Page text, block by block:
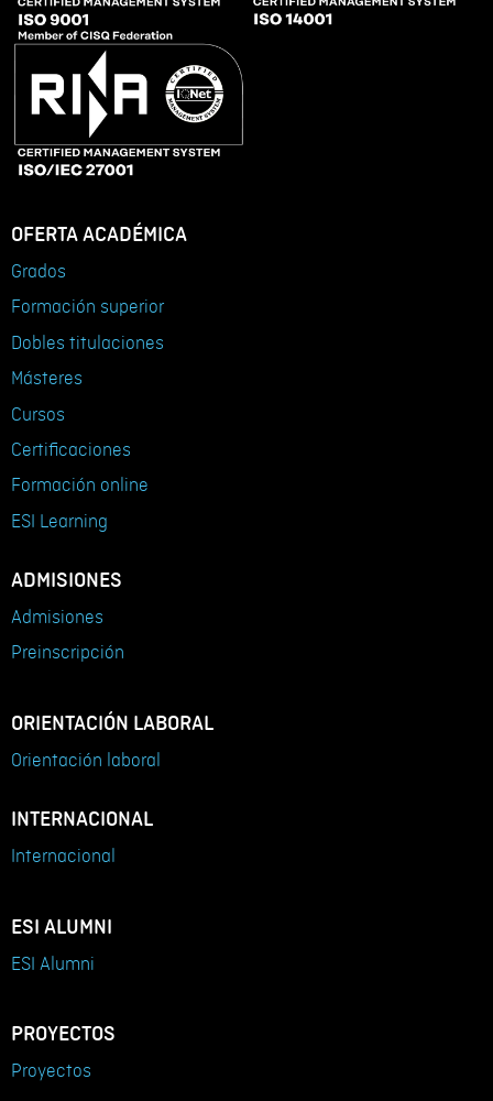
OFERTA ACADÉMICA
Grados
Formación superior
Dobles titulaciones
Másteres
Cursos
Certificaciones
Formación online
ESI Learning
ADMISIONES
Admisiones
Preinscripción
ORIENTACIÓN LABORAL
Orientación laboral
INTERNACIONAL
Internacional
ESI ALUMNI
ESI Alumni
PROYECTOS
Proyectos